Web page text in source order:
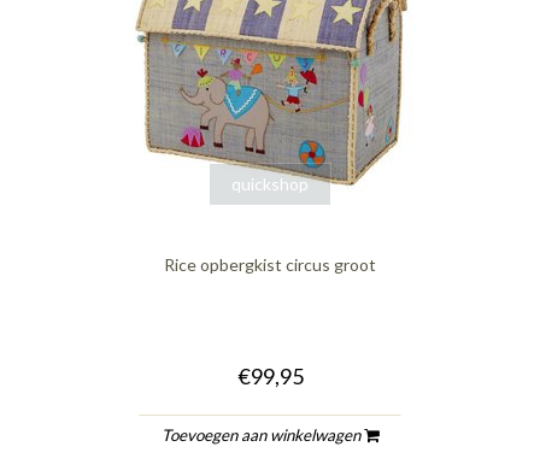
quickshop
Rice opbergkist circus groot
€99,95
Toevoegen aan winkelwagen